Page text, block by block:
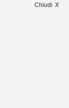
Chiudi